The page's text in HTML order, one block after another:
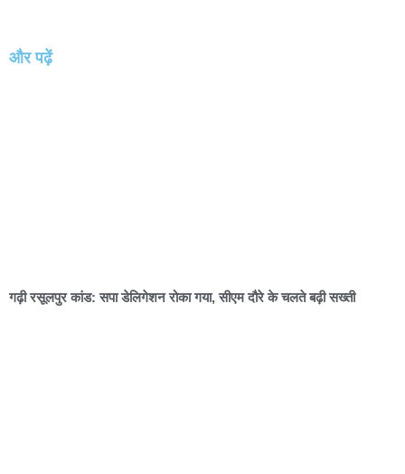
और पढ़ें
गढ़ी रसूलपुर कांड: सपा डेलिगेशन रोका गया, सीएम दौरे के चलते बढ़ी सख्ती